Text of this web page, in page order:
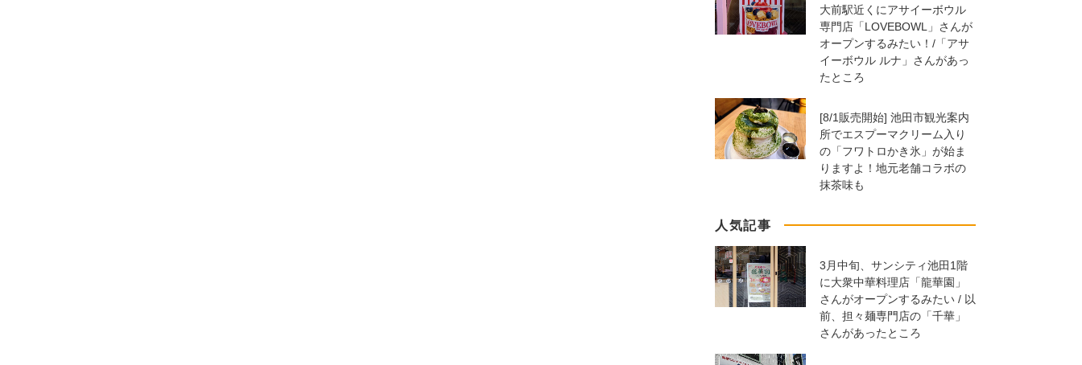
大前駅近くにアサイーボウル
専門店「LOVEBOWL」さんが
オープンするみたい！/「アサ
イーボウル ルナ」さんがあっ
たところ
[8/1販売開始] 池田市観光案内
所でエスプーマクリーム入り
の「フワトロかき氷」が始ま
りますよ！地元老舗コラボの
抹茶味も
人気記事
3月中旬、サンシティ池田1階
に大衆中華料理店「龍華園」
さんがオープンするみたい / 以
前、担々麺専門店の「千華」
さんがあったところ